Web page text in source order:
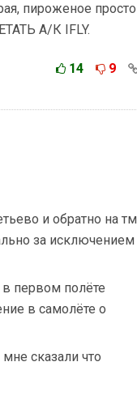
пироженое просто
А/К IFLY.
14 9
и обратно на тм
за исключением
первом полёте
в самолёте о
сказали что